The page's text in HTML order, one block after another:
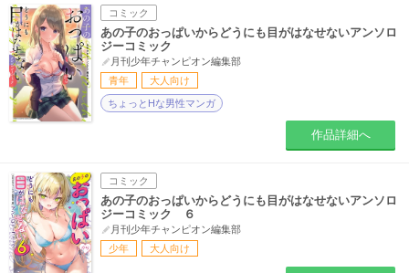
コミック
あの子のおっぱいからどうにも目がはなせないアンソロ
ジーコミック
月刊少年チャンピオン編集部
青年
大人向け
ちょっとHな男性マンガ
作品詳細へ
コミック
あの子のおっぱいからどうにも目がはなせないアンソロ
ジーコミック ６
月刊少年チャンピオン編集部
少年
大人向け